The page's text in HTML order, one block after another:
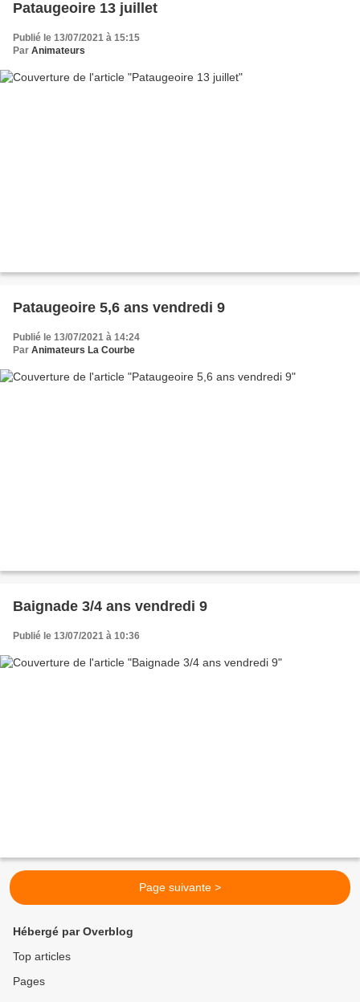
Pataugeoire 13 juillet
Publié le 13/07/2021 à 15:15
Par Animateurs
Pataugeoire 5,6 ans vendredi 9
Publié le 13/07/2021 à 14:24
Par Animateurs La Courbe
Baignade 3/4 ans vendredi 9
Publié le 13/07/2021 à 10:36
Page suivante >
Hébergé par Overblog
Top articles
Pages